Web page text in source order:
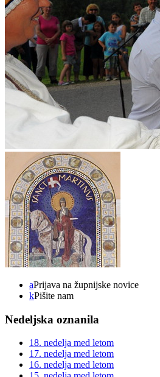
aPrijava na župnijske novice
kPišite nam
Nedeljska oznanila
18. nedelja med letom
17. nedelja med letom
16. nedelja med letom